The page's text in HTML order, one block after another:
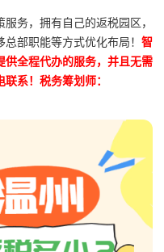
务，拥有自己的返税园区，
部职能等方式优化布局！ 智
供全程代办的服务，并且无需
系！税务筹划师：